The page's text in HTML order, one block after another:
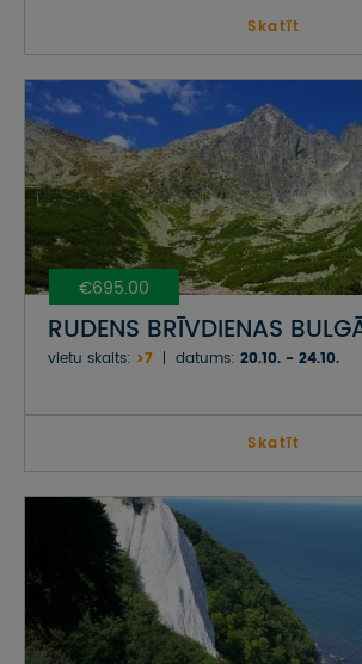
Skatīt
€695.00
RUDENS BRĪVDIENAS
vietu skaits: >7 datums: 20.10. - 24.10.
Skatīt